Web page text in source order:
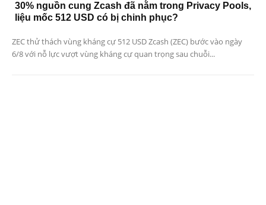
30% nguồn cung Zcash đã nằm trong Privacy Pools,
liệu mốc 512 USD có bị chinh phục?
ZEC thử thách vùng kháng cự 512 USD Zcash (ZEC) bước vào ngày
6/8 với nỗ lực vượt vùng kháng cự quan trọng sau chuỗi...